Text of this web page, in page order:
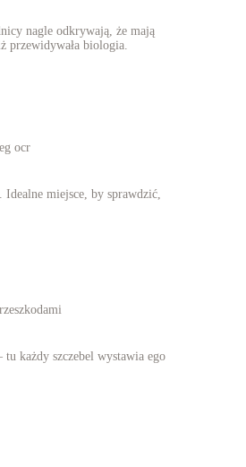
nagle odkrywają, że mają
przewidywała biologia.
miejsce, by sprawdzić,
każdy szczebel wystawia ego